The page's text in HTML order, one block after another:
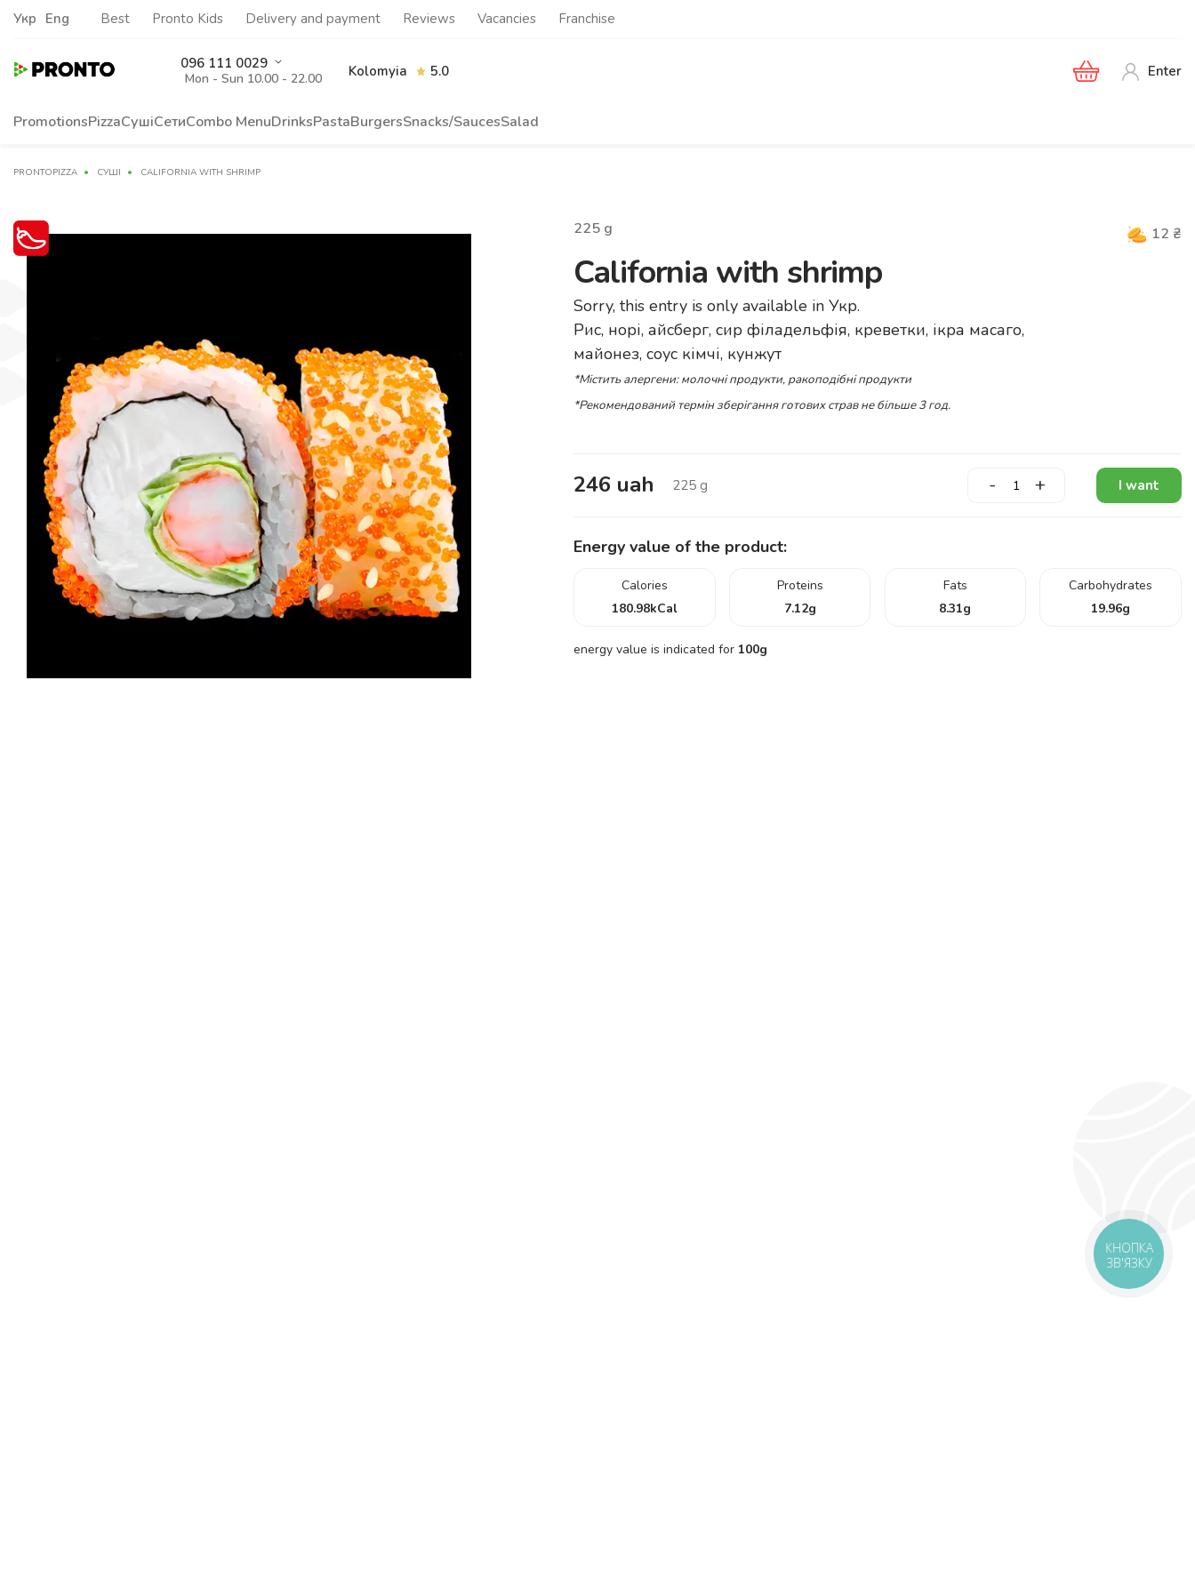
Укр Eng Best Pronto Kids Delivery and payment Reviews Vacancies Franchise
096 111 0029
Mon - Sun 10.00 - 22.00 Kolomyia 5.0 Enter
PromotionsPizzaСушіСетиСombo MenuDrinksPastaBurgersSnacks/SaucesSalad
PRONTOPIZZA СУШІ CALIFORNIA WITH SHRIMP
225 g 12 ₴
California with shrimp
Sorry, this entry is only available in Укр.
Рис, норі, айсберг, сир філадельфія, креветки, ікра масаго,
майонез, соус кімчі, кунжут
*Містить алергени: молочні продукти, ракоподібні продукти
*Рекомендований термін зберігання готових страв не більше 3 год.
246 uah 225 g - + I want
Energy value of the product:
Calories
180.98kCal
Proteins
7.12g
Fats
8.31g
Carbohydrates
19.96g
energy value is indicated for 100g
КНОПКА
ЗВ'ЯЗКУ